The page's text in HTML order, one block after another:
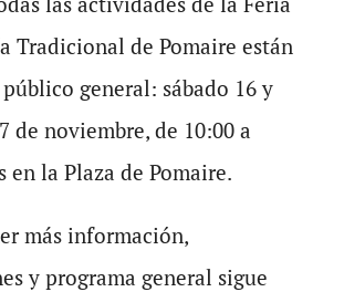
Tradicional de Pomaire están
general: sábado 16 y
de noviembre, de 10:00 a
en la Plaza de Pomaire.
más información,
y programa general sigue